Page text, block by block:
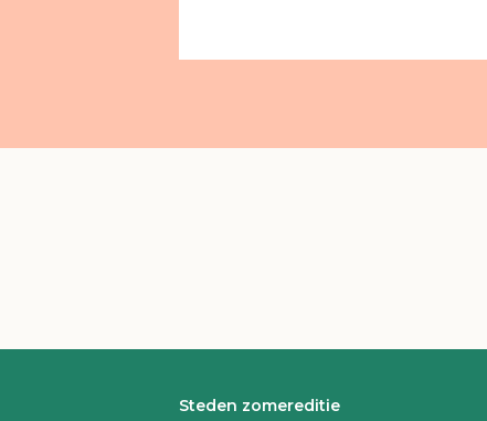
Steden zomereditie